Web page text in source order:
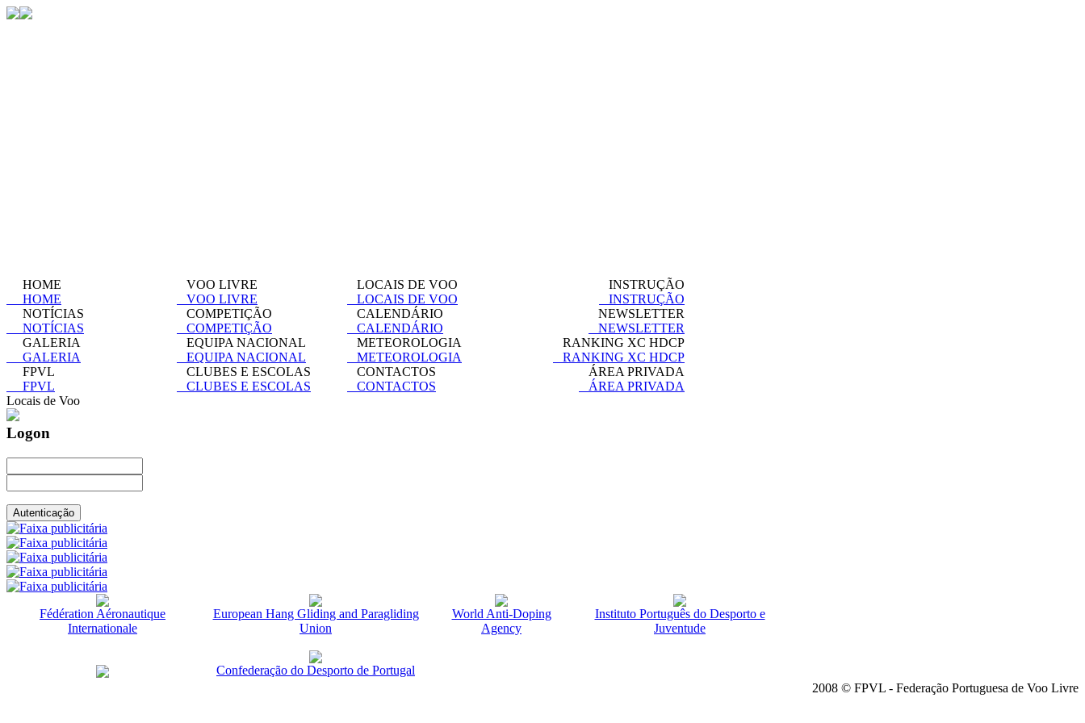
HOME
HOME
NOTÍCIAS
NOTÍCIAS
GALERIA
GALERIA
FPVL
FPVL
VOO LIVRE
VOO LIVRE
COMPETIÇÃO
COMPETIÇÃO
EQUIPA NACIONAL
EQUIPA NACIONAL
CLUBES E ESCOLAS
CLUBES E ESCOLAS
LOCAIS DE VOO
LOCAIS DE VOO
CALENDÁRIO
CALENDÁRIO
METEOROLOGIA
METEOROLOGIA
CONTACTOS
CONTACTOS
INSTRUÇÃO
INSTRUÇÃO
NEWSLETTER
NEWSLETTER
RANKING XC HDCP
RANKING XC HDCP
ÁREA PRIVADA
ÁREA PRIVADA
Locais de Voo
Logon
Fédération Aéronautique
Internationale
European Hang Gliding and Paragliding
Union
World Anti-Doping
Agency
Instituto Português do Desporto e
Juventude
Confederação do Desporto de Portugal
2008 © FPVL - Federação Portuguesa de Voo Livre